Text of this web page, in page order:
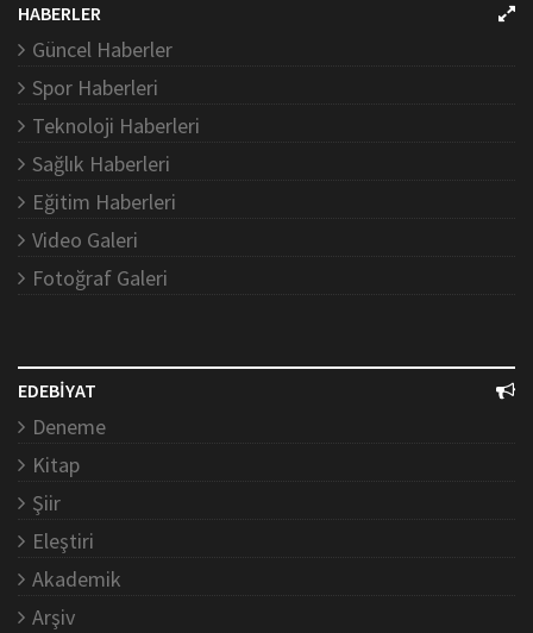
HABERLER
Güncel Haberler
Spor Haberleri
Teknoloji Haberleri
Sağlık Haberleri
Eğitim Haberleri
Video Galeri
Fotoğraf Galeri
EDEBİYAT
Deneme
Kitap
Şiir
Eleştiri
Akademik
Arşiv